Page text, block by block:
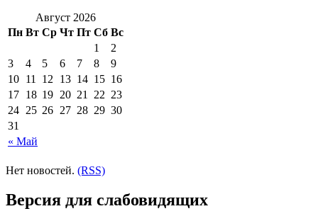
Август 2026
Пн Вт Ср Чт Пт Сб Вс
« Май
1
2
3
4 5 6 7 8
9
10 11 12 13 14 15 16
17 18 19 20 21 22 23
24 25 26 27 28 29 30
31
Нет новостей. (RSS)
Версия для слабовидящих